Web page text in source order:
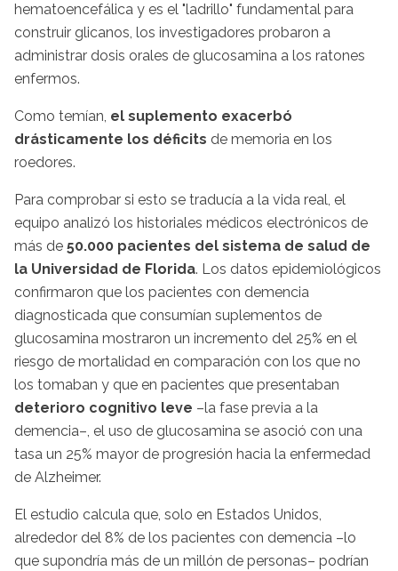
hematoencefálica y es el "ladrillo" fundamental para
construir glicanos, los investigadores probaron a
administrar dosis orales de glucosamina a los ratones
enfermos.
Como temían, el suplemento exacerbó
drásticamente los déficits de memoria en los
roedores.
Para comprobar si esto se traducía a la vida real, el
equipo analizó los historiales médicos electrónicos de
más de 50.000 pacientes del sistema de salud de
la Universidad de Florida. Los datos epidemiológicos
confirmaron que los pacientes con demencia
diagnosticada que consumían suplementos de
glucosamina mostraron un incremento del 25% en el
riesgo de mortalidad en comparación con los que no
los tomaban y que en pacientes que presentaban
deterioro cognitivo leve –la fase previa a la
demencia–, el uso de glucosamina se asoció con una
tasa un 25% mayor de progresión hacia la enfermedad
de Alzheimer.
El estudio calcula que, solo en Estados Unidos,
alrededor del 8% de los pacientes con demencia –lo
que supondría más de un millón de personas– podrían